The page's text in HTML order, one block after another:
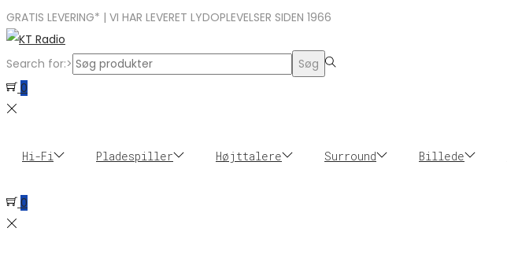
GRATIS LEVERING* | VI HAR LEVERET LYDOPLEVELSER SIDEN 1966
Search for:>
Søg
0
Hi-Fi Pladespiller Højttalere Surround Billede
0